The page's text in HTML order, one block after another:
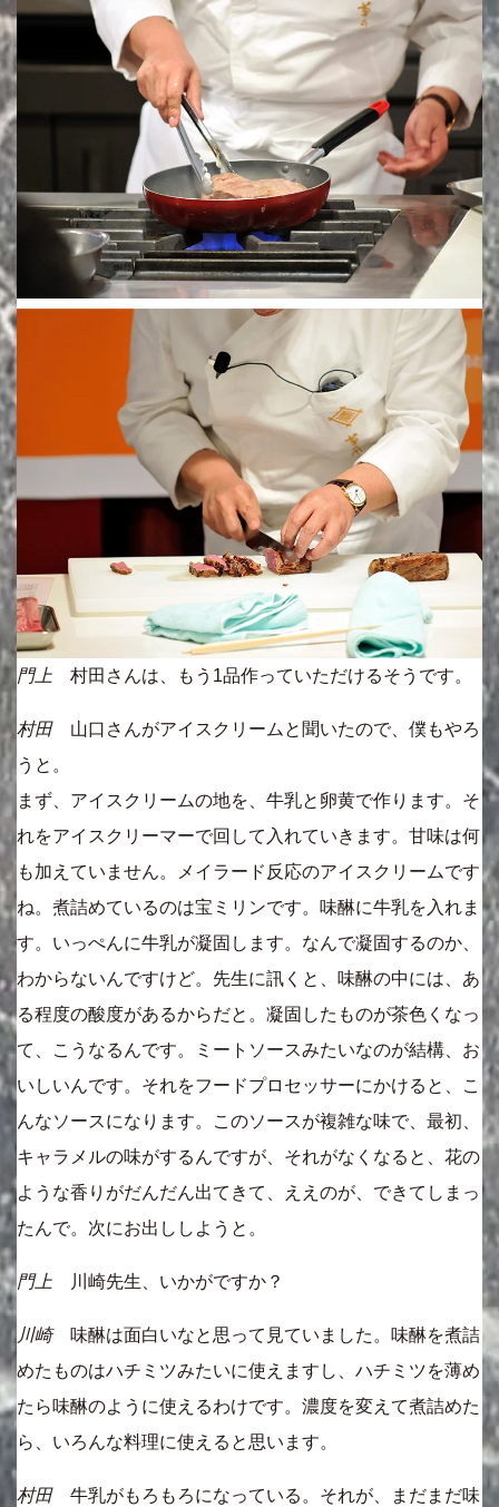
門上 村田さんは、もう1品作っていただけるそうです。
村田山口さんがアイスクリームと聞いたので、僕もやろ
うと。
まず、アイスクリームの地を、牛乳と卵黄で作ります。そ
れをアイスクリーマーで回して入れていきます。甘味は何
も加えていません。メイラード反応のアイスクリームです
ね。煮詰めているのは宝ミリンです。味醂に牛乳を入れま
す。いっぺんに牛乳が凝固します。なんで凝固するのか、
わからないんですけど。先生に訊くと、味醂の中には、あ
る程度の酸度があるからだと。凝固したものが茶色くなっ
て、こうなるんです。ミートソースみたいなのが結構、お
いしいんです。それをフードプロセッサーにかけると、こ
んなソースになります。このソースが複雑な味で、最初、
キャラメルの味がするんですが、それがなくなると、花の
ような香りがだんだん出てきて、ええのが、できてしまっ
たんで。次にお出ししようと。
門上 川崎先生、いかがですか？
川崎味醂は面白いなと思って見ていました。味醂を煮詰
めたものはハチミツみたいに使えますし、ハチミツを薄め
たら味醂のように使えるわけです。濃度を変えて煮詰めた
ら、いろんな料理に使えると思います。
村田牛乳がもろもろになっている。それが、まだまだ味